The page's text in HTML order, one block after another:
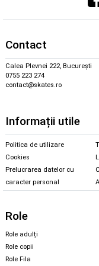
Contact
Calea Plevnei 222, București
0755 223 274
contact@skates.ro
Informații utile
Politica de utilizare
Cookies
Prelucrarea datelor cu
caracter personal
Role
Role adulți
Role copii
Role Fila